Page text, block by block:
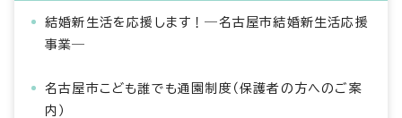
結婚新生活を応援します！―名古屋市結婚新生活応援
事業―
名古屋市こども誰でも通園制度（保護者の方へのご案
内）